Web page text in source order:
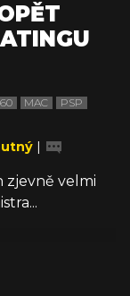
MAC
PSP
|
zjevně velmi